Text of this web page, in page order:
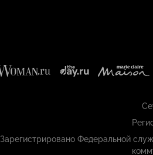
Зарегистрировано Федеральной